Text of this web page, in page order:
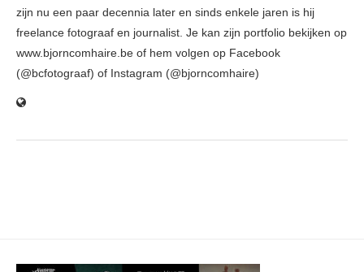
zijn nu een paar decennia later en sinds enkele jaren is hij
freelance fotograaf en journalist. Je kan zijn portfolio bekijken op
www.bjorncomhaire.be of hem volgen op Facebook
(@bcfotograaf) of Instagram (@bjorncomhaire)